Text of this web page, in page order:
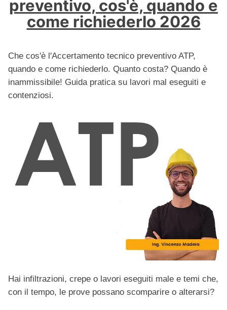
preventivo, cos'è, quando e
come richiederlo 2026
Che cos'è l'Accertamento tecnico preventivo ATP,
quando e come richiederlo. Quanto costa? Quando è
inammissibile! Guida pratica su lavori mal eseguiti e
contenziosi.
Hai infiltrazioni, crepe o lavori eseguiti male e temi che,
con il tempo, le prove possano scomparire o alterarsi?